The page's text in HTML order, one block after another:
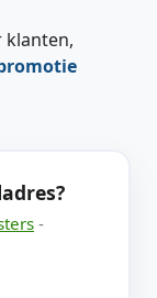
klanten,
-